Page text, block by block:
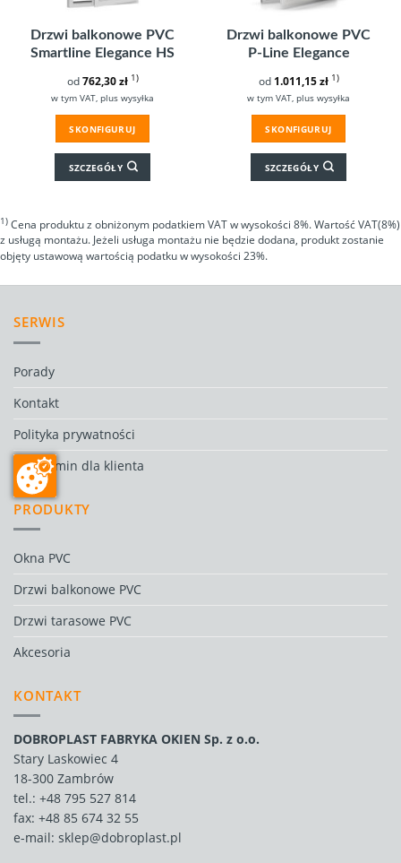
Drzwi balkonowe PVC
Smartline Elegance HS
od762,30zł1)
w tym VAT, plus wysyłka
SKONFIGURUJ
SZCZEGÓŁY
Drzwi balkonowe PVC
P-Line Elegance
od 1.011,15zł1)
w tym VAT, plus wysyłka
SKONFIGURUJ
SZCZEGÓŁY
1) Cena produktu z obniżonym podatkiem VAT w wysokości 8%. Wartość VAT(8%)
z usługą montażu. Jeżeli usługa montażu nie będzie dodana, produkt zostanie
objęty ustawową wartością podatku w wysokości 23%.
SERWIS
Porady
Kontakt
Polityka prywatności
Regulamin dla klienta
PRODUKTY
Okna PVC
Drzwi balkonowe PVC
Drzwi tarasowe PVC
Akcesoria
KONTAKT
DOBROPLAST FABRYKA OKIEN Sp. z o.o.
Stary Laskowiec 4
18-300 Zambrów
tel.: +48 795 527 814
fax: +48 85 674 32 55
e-mail: sklep@dobroplast.pl